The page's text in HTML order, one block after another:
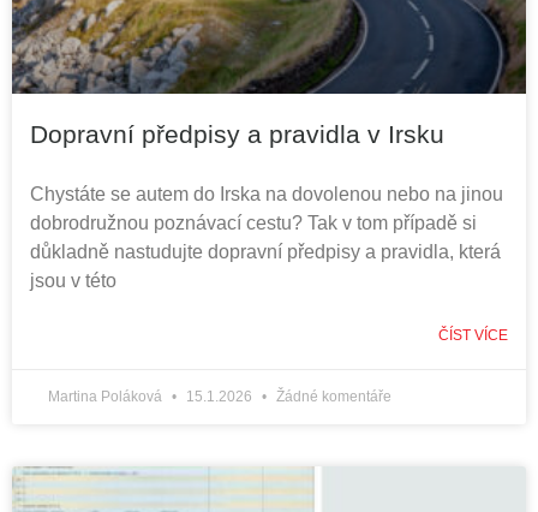
Dopravní předpisy a pravidla v Irsku
Chystáte se autem do Irska na dovolenou nebo na jinou
dobrodružnou poznávací cestu? Tak v tom případě si
důkladně nastudujte dopravní předpisy a pravidla, která
jsou v této
ČÍST VÍCE
Martina Poláková 15.1.2026 Žádné komentáře